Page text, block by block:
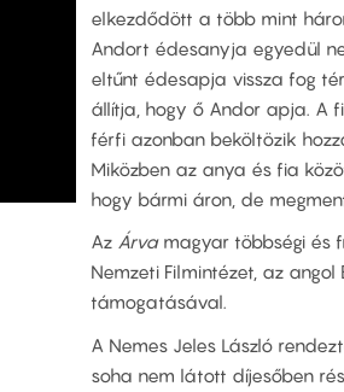
elkezdődött a több mint
Andort édesanyja egyedül
eltűnt édesapja vissza fog
állítja, hogy ő Andor apja. A
férfi azonban beköltözik
Miközben az anya és fia
hogy bármi áron, de
Az Árvamagyar többségi és
Nemzeti Filmintézet, az angol
támogatásával.
A Nemes Jeles László
soha nem látott díjesőben